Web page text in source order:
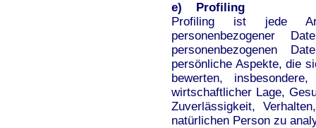
e) Profiling
Profiling ist jede Art
personenbezogener
personenbezogenen
persönliche Aspekte, die
bewerten,
wirtschaftlicher Lage,
Zuverlässigkeit,
natürlichen Person zu